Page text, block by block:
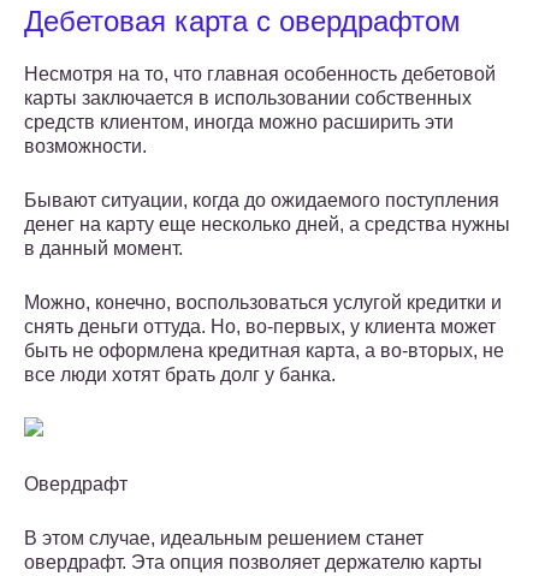
Дебетовая карта с овердрафтом
Несмотря на то, что главная особенность дебетовой
карты заключается в использовании собственных
средств клиентом, иногда можно расширить эти
возможности.
Бывают ситуации, когда до ожидаемого поступления
денег на карту еще несколько дней, а средства нужны
в данный момент.
Можно, конечно, воспользоваться услугой кредитки и
снять деньги оттуда. Но, во-первых, у клиента может
быть не оформлена кредитная карта, а во-вторых, не
все люди хотят брать долг у банка.
Овердрафт
В этом случае, идеальным решением станет
овердрафт. Эта опция позволяет держателю карты